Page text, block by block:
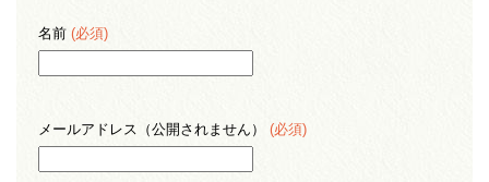
名前 (必須)
メールアドレス（公開されません） (必須)